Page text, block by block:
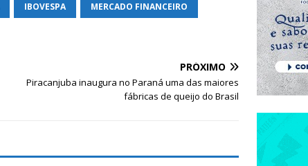
IBOVESPA MERCADO FINANCEIRO
PRÓXIMO
Piracanjuba inaugura no Paraná uma das maiores
fábricas de queijo do Brasil